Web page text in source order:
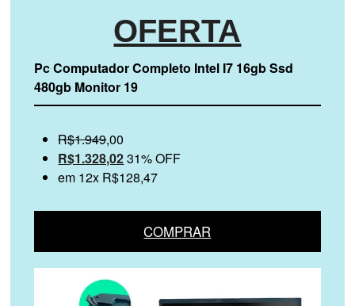
OFERTA
Pc Computador Completo Intel I7 16gb Ssd
480gb Monitor 19
R$1.949,00
R$1.328,0231% OFF
em 12x R$128,47
COMPRAR